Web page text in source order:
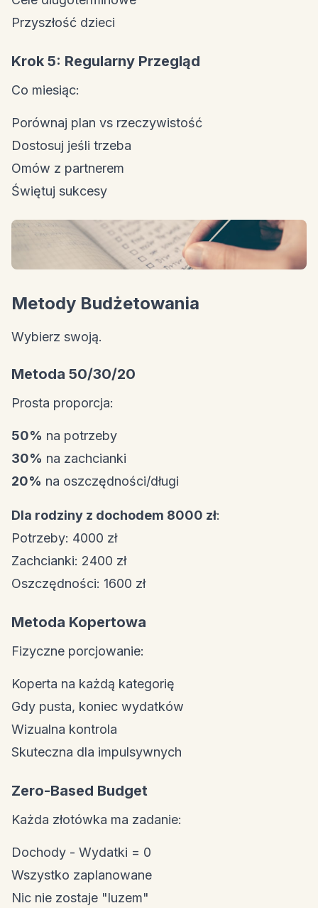
Przyszłość dzieci
Krok 5: Regularny Przegląd
Co miesiąc:
Porównaj plan vs rzeczywistość
Dostosuj jeśli trzeba
Omów z partnerem
Świętuj sukcesy
Metody Budżetowania
Wybierz swoją.
Metoda 50/30/20
Prosta proporcja:
50% na potrzeby
30% na zachcianki
20% na oszczędności/długi
Dla rodziny z dochodem 8000 zł:
Potrzeby: 4000 zł
Zachcianki: 2400 zł
Oszczędności: 1600 zł
Metoda Kopertowa
Fizyczne porcjowanie:
Koperta na każdą kategorię
Gdy pusta, koniec wydatków
Wizualna kontrola
Skuteczna dla impulsywnych
Zero-Based Budget
Każda złotówka ma zadanie:
Dochody - Wydatki = 0
Wszystko zaplanowane
Nic nie zostaje "luzem"